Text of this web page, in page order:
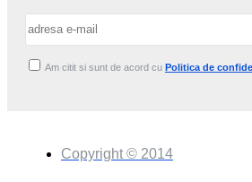
Am citit si sunt de acord cu Politica de
Copyright © 2014